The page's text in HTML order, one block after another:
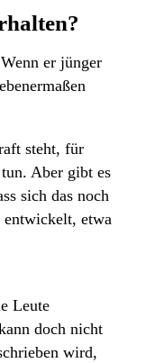
er jünger
steht, für
Aber gibt es
sich das noch
entwickelt, etwa
Leute
doch nicht
wird,